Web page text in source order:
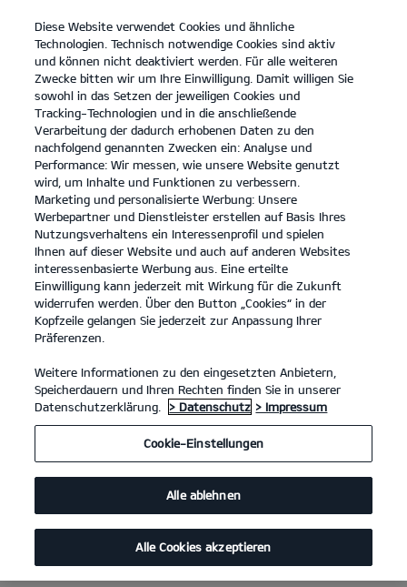
open
menu
KONTAKT
Der neue Kia XCeed
... ... DER NEUE KIA XCEED
Diese Website verwendet Cookies und ähnliche
Technologien. Technisch notwendige Cookies sind aktiv
und können nicht deaktiviert werden. Für alle weiteren
Zwecke bitten wir um Ihre Einwilligung. Damit willigen Sie
sowohl in das Setzen der jeweiligen Cookies und
Tracking-Technologien und in die anschließende
Verarbeitung der dadurch erhobenen Daten zu den
nachfolgend genannten Zwecken ein: Analyse und
Performance: Wir messen, wie unsere Website genutzt
wird, um Inhalte und Funktionen zu verbessern.
Marketing und personalisierte Werbung: Unsere
Werbepartner und Dienstleister erstellen auf Basis Ihres
Nutzungsverhaltens ein Interessenprofil und spielen
Ihnen auf dieser Website und auch auf anderen Websites
interessenbasierte Werbung aus. Eine erteilte
Einwilligung kann jederzeit mit Wirkung für die Zukunft
widerrufen werden. Über den Button „Cookies“ in der
Kopfzeile gelangen Sie jederzeit zur Anpassung Ihrer
Präferenzen.
Weitere Informationen zu den eingesetzten Anbietern,
Speicherdauern und Ihren Rechten finden Sie in unserer
Datenschutzerklärung.
> Datenschutz > Impressum
Cookie-Einstellungen
Alle ablehnen
Alle Cookies akzeptieren